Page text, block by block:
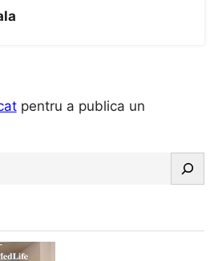
pentru a publica un